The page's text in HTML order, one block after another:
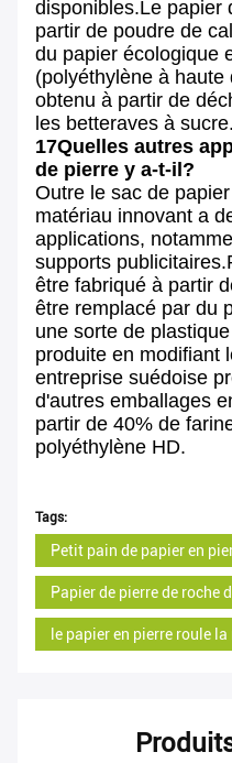
disponibles.Le papier
partir de poudre de
du papier écologique
(polyéthylène à
obtenu à partir de
les betteraves à
17Quelles autres
de pierre y a-t-il?
Outre le sac de
matériau innovant a
applications,
supports
être fabriqué à partir
être remplacé par du
une sorte de
produite en modifiant
entreprise suédoise
d'autres emballages
partir de 40% de
polyéthylène HD.
Tags:
Petit pain de papier en
Papier de pierre de roche
le papier en pierre roule